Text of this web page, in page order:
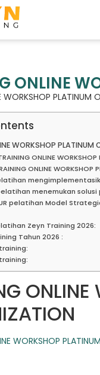
ONLINE
WORKSHOP PLATINUM
WORKSHOP PLATINUM
ONLINE
ONLINE WORKSHOP
menemukan
pelatihan Model
Zeyn Training 2026:
Tahun 2026 :